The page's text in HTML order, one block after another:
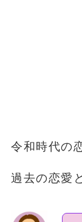
令和時代の
過去の恋愛